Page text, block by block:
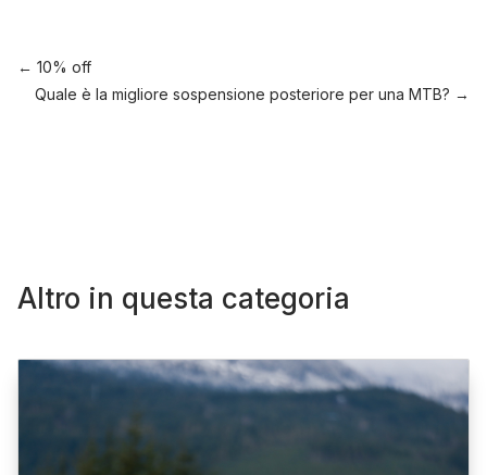
←10% off
Quale è la migliore sospensione posteriore per una MTB? →
Altro in questa categoria